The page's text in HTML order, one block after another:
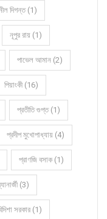
দিগন্ত (1)
নূপুর রায় (1)
পাভেল আমান (2)
পিয়াংকী (16)
প্রতীতি গুপ্ত (1)
প্রদীপ মুখোপাধ্যায় (4)
প্রাণজি বসাক (1)
(3)
সরকার (1)